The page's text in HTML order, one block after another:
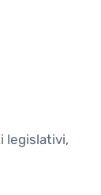
legislativi,